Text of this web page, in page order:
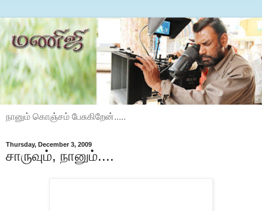
நானும் கொஞ்சம் பேசுகிறேன்.....
Thursday, December 3, 2009
சாருவும், நானும்....